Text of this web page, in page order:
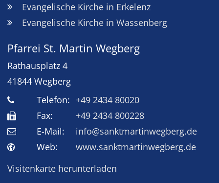
Evangelische Kirche in Erkelenz
Evangelische Kirche in Wassenberg
Pfarrei St. Martin Wegberg
Rathausplatz 4
41844 Wegberg
Telefon: +49 2434 80020
Fax:
+49 2434 800228
E-Mail:
info@sanktmartinwegberg.de
Web:
www.sanktmartinwegberg.de
Visitenkarte herunterladen